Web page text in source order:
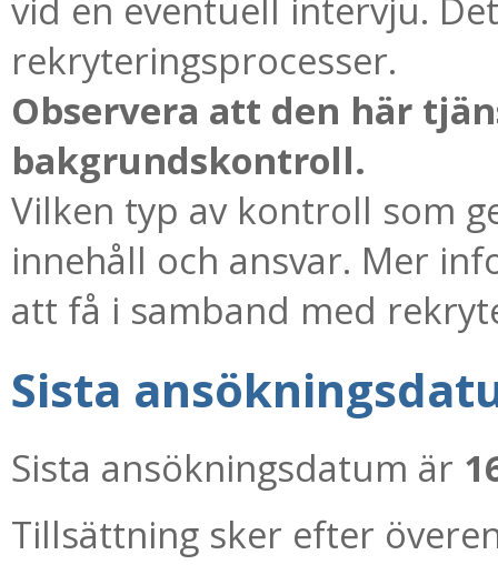
vid en eventuell intervju.
rekryteringsprocesser.
Observera att den här
bakgrundskontroll.
Vilken typ av kontroll som
innehåll och ansvar. Mer
att få i samband med
Sista
Sista ansökningsdatum är
Tillsättning sker efter